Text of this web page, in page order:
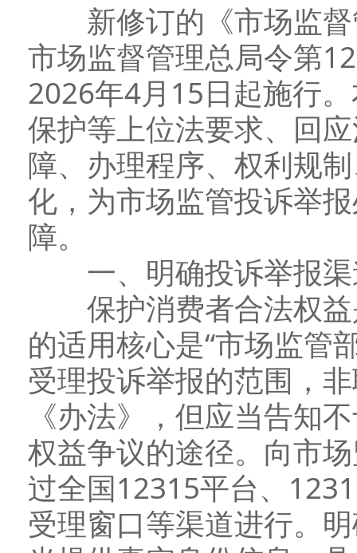
新修订的《市场监督
市场监督管理总局令第
2026年4月15日起施行
保护等上位法要求、回
障、办理程序、权利规
化，为市场监管投诉举
障。
一、明确投诉举报渠
保护消费者合法权益
的适用核心是“市场监管
受理投诉举报的范围，
《办法》，但应当告知
权益争议的途径。向市
过全国12315平台、
受理窗口等渠道进行。